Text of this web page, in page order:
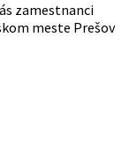
zamestnanci
meste Prešov